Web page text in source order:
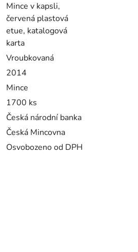
Mince v kapsli,
červená plastová
etue, katalogová
karta
Vroubkovaná
2014
Mince
1700 ks
Česká národní banka
Česká Mincovna
Osvobozeno od DPH